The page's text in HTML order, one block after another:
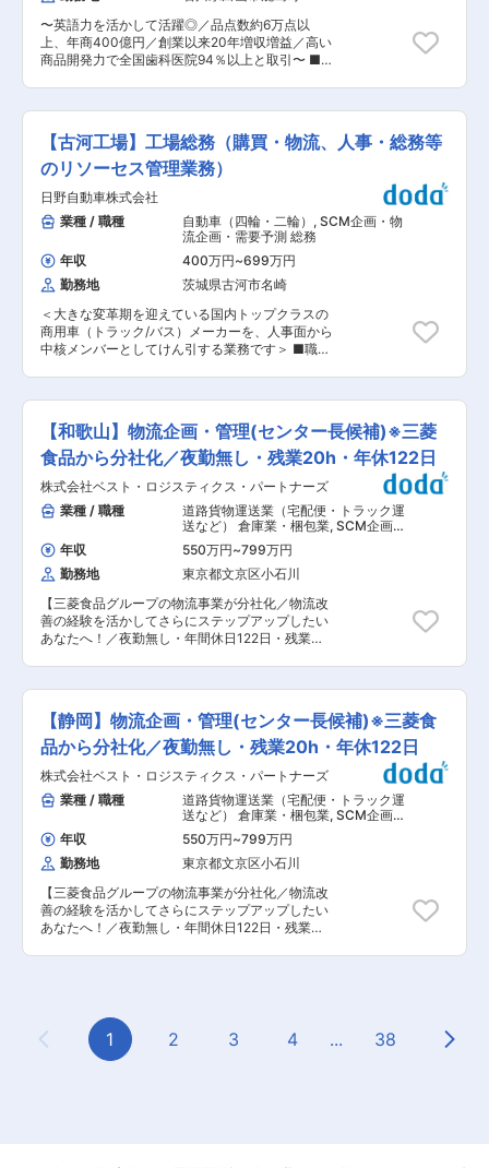
供給ソリューションの実現を推進します。 ・ベン
チマークとなるコスト・品質・納期を確保するた
め、ヨーロッパおよびその他の市場に拠点を置く
サプライヤーと交渉します。 ・既存サプライヤー
新技術の開拓を行います。 ・他部門と連携し、コ
スト削減のアイデアを具現化します。 ・明確なコ
づき、新製品プロジェクトの目標達成に向けて業
務を遂行します。 変更の範囲：会社の定める業務
備メーカーとの連携・プロジェクト推進 ◇改善プ
ロジェクト ・ロジスティクス全体の生産性向上企
画立案・推進 ・業務フロー整備・レイアウト設計
・KPI設計や改善施策の実行 ■当社の魅力：
（1）設立20年余で医療系通販トップクラスに成
ク、介護施設、エステ・理美容業界、幼稚園向け
の通信販売を開始。 ◇現在では全国8ケ所にショ
ールーム・営業所を構え、CT・レセプトコンピ
ュータ−・チェアユニットなど大型機器も販売
し、商品点数は約6万点以上、年商は400億円を
越えるようになりました。 （2）評価される経営
◇当社の事業展開は行政からも評価され、2010
年には石川県の「ニッチトップ企業」として認定
を受けました。 ◇経済産業省からは、2017年に
地域経済の中心的な担い手となりうる「地域未来
牽引企業」の選定も受けることができました。
◇2020年にはコロナ禍において入手困難であっ
た「マスク275万枚を全国の歯科医院に寄付」、
◇経済産業省「サプライチェーン対策のための国
内投資促進事業費補助金」が採択され約3/4の補
品の供給や災害時における地域住民の避難を念頭
に置いた新ロジスティクスセンターの建設を進め
ています。
〜英語力を活かして活躍◎／品点数約6万点以
上、年商400億円／創業以来20年増収増益／高い
商品開発力で全国歯科医院94％以上と取引〜 ■
当社取扱い商品の仕入れ業務をお願いします。 海
外事業は「企画課」と「購買課」の2部署があり
ます。希望や適性を考慮します。 ■業務詳細：
◇展示会への出展／買付（海外出張有） ◇海外
メーカーへの発注業務（英語対応） ◇価格交渉・
納期調整（英文メールおよび一部電話） ◇在庫管
理（入出庫の確認・調整、在庫数の最適化） ■ポ
ジションの特徴： 英語を使用したメールや一部電
話でのコミュニケーションが発生します。グロー
バルな調整業務を通じて、貿易実務・英語力のス
キルアップも可能です。 ■当社の魅力： （1）設
立20年余で医療系通販トップクラスに成長 ◇当
初は歯科医院向けの材料通販としてスタートしま
した。その後、歯科技工所、一般クリニック、介
護施設、エステ・理美容業界、幼稚園向けの通信
販売を開始。 ◇現在では全国8ケ所にショールー
点数は約6万点以上、年商は400億円を越えるよ
うになりました。 （2）評価される経営 ◇当社の
事業展開は行政からも評価され、2010年には石
川県の「ニッチトップ企業」として認定を受けま
した。 ◇経済産業省からは、2017年に地域経済
の中心的な担い手となりうる「地域未来牽引企
業」の選定も受けることができました。 ◇2020
年にはコロナ禍において入手困難であった「マス
ク275万枚を全国の歯科医院に寄付」、石川県の
「マスク購入のあっせん事業」も実施しました。
◇さらに、経済産業省「サプライチェーン対策の
ための国内投資促進事業費補助金」が採択され約
3/4の補助を頂き、全国の医療機関に向け安定的
難を念頭に置いた新ロジスティクスセンターの建
設を進めています。 ◇今後も各方面からの期待に
ます。
【古河工場】工場総務（購買・物流、人事・総務等
のリソーセス管理業務）
日野自動車株式会社
業種 / 職種
自動車（四輪・二輪） , SCM企画・物
流企画・需要予測 総務
年収
400万円~699万円
勤務地
茨城県古河市名崎
＜大きな変革期を迎えている国内トップクラスの
商用車（トラック/バス）メーカーを、人事面から
中核メンバーとしてけん引する業務です＞ ■職務
ます。配属ポジションの詳細は選考を通じて、経
験や適性に応じて決定いたします。 <業務詳細>
・仕入先/構内物流改善業務等 ・KPI（管理指標）
を用いた工場部門のコスト管理業務 ・工場内の総
務・人事関連業務 ・安全・衛生・健康に関する業
務 ※上記から適性を鑑みて担当いただきます。 ■
業務の特徴・魅力： ・キャリアパスには、工場内
のジョブローテーションや本社への異動などを通
じて様々な経験を積むゼネラリストの道と、志向
や適性に応じて選ぶことができるスペシャリスト
の道があります。多様なキャリアの選択肢が提供
されています。また、同社はグローバルに事業を
展開しているメーカーであり、海外の視点を持っ
て業務に取り組む機会があることも魅力です。 ・
同社を取り巻く環境は物流問題などの影響で変化
しており、事業も大きな変革期にあります。社内
います。 ■企業の魅力・特徴 ◇国内でトップク
ラスのシェアを持つ商用車（トラック/バス）メー
カーであり、乗用車や小型トラックの受託生産も
行っています。幅広いモビリティ産業を支えてい
ます。 ◇海外販売台数が全体の6割以上を占め、
約100ヵ国・地域に製品を供給しており、世界中
の人流・物流を支えています。 ◇業界初のHV商
用車の発売以来、EVやFCEVなどの電動化に積極
的に取り組んでいます。近年では、自動運転技術
の開発にも力を入れ、物流の変革や社会問題の解
決に取り組んでいます。 変更の範囲：会社の定め
る業務
【和歌山】物流企画・管理(センター長候補)※三菱
食品から分社化／夜勤無し・残業20h・年休122日
株式会社ベスト・ロジスティクス・パートナーズ
業種 / 職種
道路貨物運送業（宅配便・トラック運
送など） 倉庫業・梱包業, SCM企画・
物流企画・需要予測 物流管理（ベンダ
ー管理・配送管理・受発注管理など）
年収 550万円~799万円
勤務地
東京都文京区小石川
【三菱食品グループの物流事業が分社化／物流改
善の経験を活かしてさらにステップアップしたい
あなたへ！／夜勤無し・年間休日122日・残業平
り設立された当社において、全国各地の物流セン
ター運営体制を強化するため、将来のセンター長
を担う人材を募集します。 全国約400拠点に及ぶ
物流ネットワークを活かしつつ、特に各センター
の収益性向上・オペレーション高度化・人材マネ
ジメント強化が重要なテーマとなっています。 入
社後はセンター長候補として、まずは現場理解・
改善推進から携わり、将来的には1拠点の責任者
としてセンター全体の経営を担っていただくこと
を期待しています。 ■業務詳細： ・物流センタ
ー全体の運営・管理 ・外部パートナー（倉庫・配
送会社）との折衝・マネジメント ・センター
KPI（生産性・コスト・品質・納期）の管理・改
善推進 ・収支管理（予算策定・実績管理・損益改
善施策の立案） ・物流改善施策の企画・実行（業
務標準化、DX推進等） ・本社・支社と連携した
く「管理・改善・統括」が主業務です。 ■キャリ
アパス・評価制度： ・JOB型人事制度を導入し、
年次に関係なく評価される環境が整っています。
【静岡】物流企画・管理(センター長候補)※三菱食
品から分社化／夜勤無し・残業20h・年休122日
株式会社ベスト・ロジスティクス・パートナーズ
業種 / 職種
道路貨物運送業（宅配便・トラック運
送など） 倉庫業・梱包業, SCM企画・
物流企画・需要予測 物流管理（ベンダ
ー管理・配送管理・受発注管理など）
年収 550万円~799万円
勤務地
東京都文京区小石川
【三菱食品グループの物流事業が分社化／物流改
善の経験を活かしてさらにステップアップしたい
あなたへ！／夜勤無し・年間休日122日・残業平
を担う人材を募集します。 全国約400拠点に及ぶ
物流ネットワークを活かしつつ、特に各センター
の収益性向上・オペレーション高度化・人材マネ
Previous Page
1 2 3 4 ... 38